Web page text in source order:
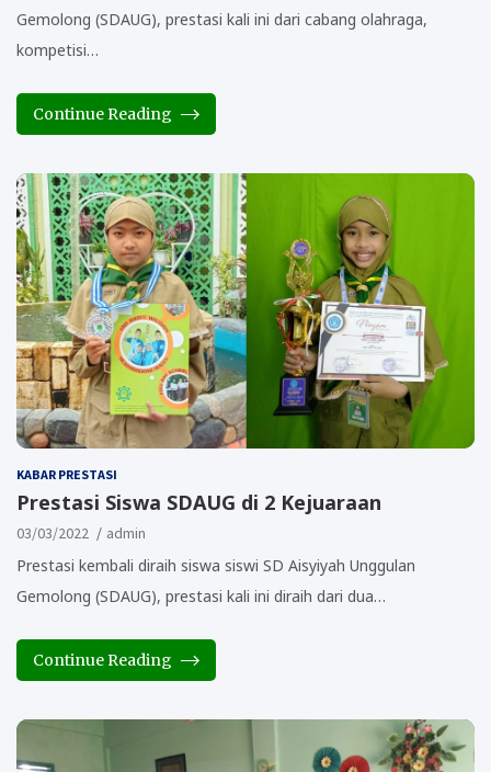
Gemolong (SDAUG), prestasi kali ini dari cabang olahraga,
kompetisi…
Continue Reading
KABAR PRESTASI
Prestasi Siswa SDAUG di 2 Kejuaraan
03/03/2022 admin
Prestasi kembali diraih siswa siswi SD Aisyiyah Unggulan
Gemolong (SDAUG), prestasi kali ini diraih dari dua…
Continue Reading